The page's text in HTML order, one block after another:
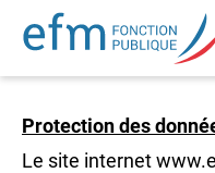
​Protection des
Le site internet